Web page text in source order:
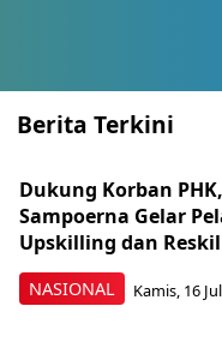
Berita Terkini
NASIONAL
Dukung Korban
Sampoerna Gelar
Upskilling dan
Kamis, 16